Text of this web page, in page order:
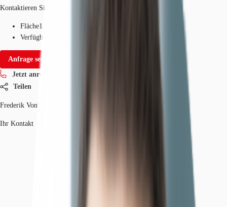
Kontaktieren Sie uns für den Preis
Fläche1.007 - 6.852 m²
Verfügbarkeit
Anfrage senden
Jetzt anrufen
Teilen
Frederik VonWirth
Ihr Kontakt